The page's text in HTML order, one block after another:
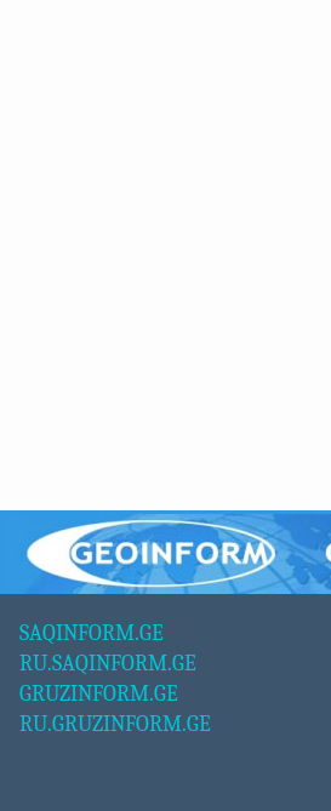
SAQINFORM.GE
RU.SAQINFORM.GE
GRUZINFORM.GE
RU.GRUZINFORM.GE